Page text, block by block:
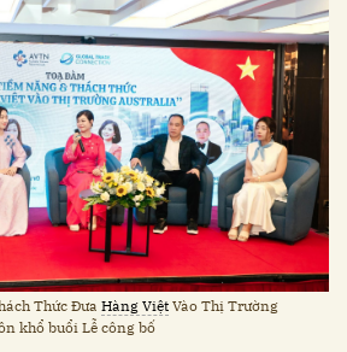
Thức Đưa Hàng Việt Vào Thị Trường
khổ buổi Lễ công bố